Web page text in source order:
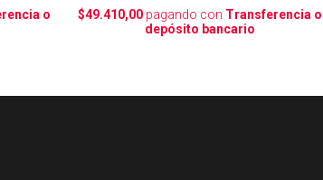
o
$49.410,00 pagando con Transferencia o
depósito bancario